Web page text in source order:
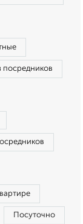
посредников
Посуточно